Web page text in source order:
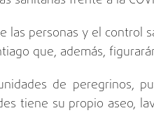
personas y el control
que, además,
de peregrinos,
tiene su propio aseo,